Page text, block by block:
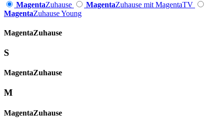
MagentaZuhause MagentaZuhause mit MagentaTV
MagentaZuhause Young
Magenta­Zuhause
S
Magenta­Zuhause
M
Magenta­Zuhause